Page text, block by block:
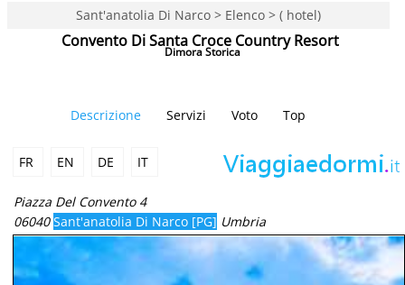
Sant'anatolia Di Narco > Elenco > ( hotel)
Convento Di Santa Croce Country Resort
Dimora Storica
Descrizione Servizi Voto Top
FR EN DE IT
Piazza Del Convento 4
06040Sant'anatolia Di Narco [PG] Umbria